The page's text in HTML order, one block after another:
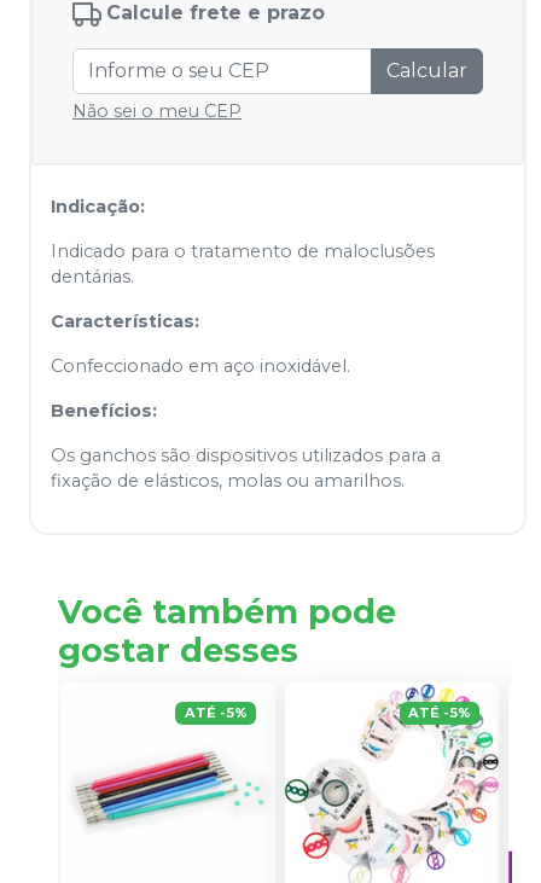
Calcule frete e prazo
Calcular
Não sei o meu CEP
Indicação:
Indicado para o tratamento de maloclusões
dentárias.
Características:
Confeccionado em aço inoxidável.
Benefícios:
Os ganchos são dispositivos utilizados para a
fixação de elásticos, molas ou amarilhos.
Você também pode
gostar desses
ATÉ -5% ATÉ -5%